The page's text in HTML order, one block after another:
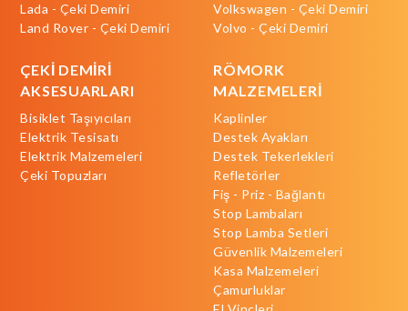
Lada - Çeki Demiri
Land Rover - Çeki Demiri
Volkswagen - Çeki Demiri
Volvo - Çeki Demiri
ÇEKİ DEMİRİ
AKSESUARLARI
Bisiklet Taşıyıcıları
Elektrik Tesisatı
Elektrik Malzemeleri
Çeki Topuzları
RÖMORK
MALZEMELERİ
Kaplinler
Destek Ayakları
Destek Tekerlekleri
Refletörler
Fiş - Priz - Bağlantı
Stop Lambaları
Stop Lamba Setleri
Güvenlik Malzemeleri
Kasa Malzemeleri
Çamurluklar